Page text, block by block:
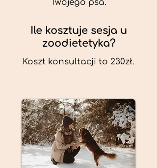
Twojego psa.
Ile kosztuje sesja u
zoodietetyka?
Koszt konsultacji to 230zł.